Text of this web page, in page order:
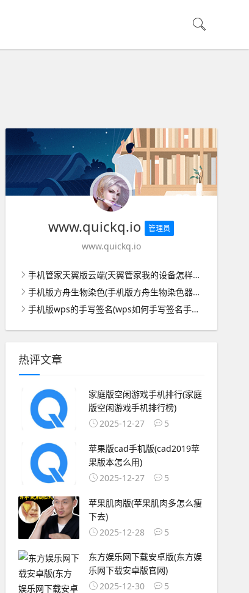
www.quickq.io 管理员
www.quickq.io
手机管家天翼版云端(天翼管家我的设备怎样设置)
手机版方舟生物染色(手机版方舟生物染色器怎么用)
手机版wps的手写签名(wps如何手写签名手机上)
热评文章
家庭版空闲游戏手机排行(家庭
版空闲游戏手机排行榜)
2025-12-27
5
苹果版cad手机版(cad2019苹
果版本怎么用)
2025-12-27
5
苹果肌肉版(苹果肌肉多怎么瘦
下去)
2025-12-28
5
东方娱乐网下载安卓版(东方娱
乐网下载安卓版官网)
2025-12-30
5